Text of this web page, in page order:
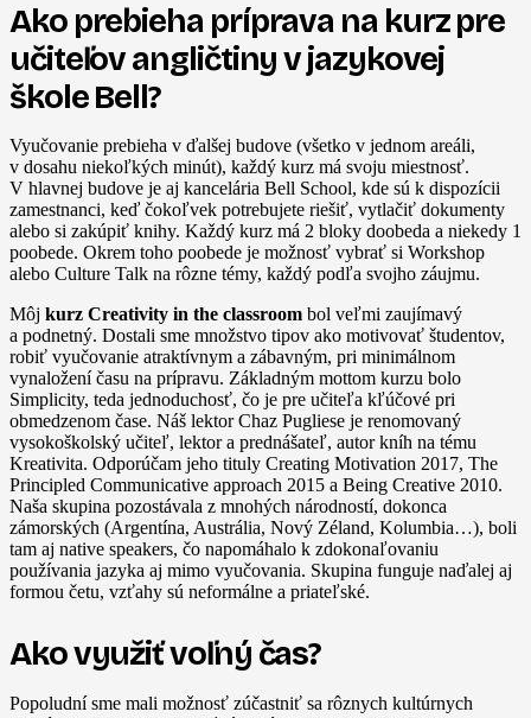
Ako prebieha príprava na kurz pre
učiteľov angličtiny v jazykovej
škole Bell?
Vyučovanie prebieha v ďalšej budove (všetko v jednom areáli,
v dosahu niekoľkých minút), každý kurz má svoju miestnosť.
V hlavnej budove je aj kancelária Bell School, kde sú k dispozícii
zamestnanci, keď čokoľvek potrebujete riešiť, vytlačiť dokumenty
alebo si zakúpiť knihy. Každý kurz má 2 bloky doobeda a niekedy 1
poobede. Okrem toho poobede je možnosť vybrať si Workshop
alebo Culture Talk na rôzne témy, každý podľa svojho záujmu.
Môj kurz Creativity in the classroom bol veľmi zaujímavý
a podnetný. Dostali sme množstvo tipov ako motivovať študentov,
robiť vyučovanie atraktívnym a zábavným, pri minimálnom
vynaložení času na prípravu. Základným mottom kurzu bolo
Simplicity, teda jednoduchosť, čo je pre učiteľa kľúčové pri
obmedzenom čase. Náš lektor Chaz Pugliese je renomovaný
vysokoškolský učiteľ, lektor a prednášateľ, autor kníh na tému
Kreativita. Odporúčam jeho tituly Creating Motivation 2017, The
Principled Communicative approach 2015 a Being Creative 2010.
Naša skupina pozostávala z mnohých národností, dokonca
zámorských (Argentína, Austrália, Nový Zéland, Kolumbia…), boli
tam aj native speakers, čo napomáhalo k zdokonaľovaniu
používania jazyka aj mimo vyučovania. Skupina funguje naďalej aj
formou četu, vzťahy sú neformálne a priateľské.
Ako využiť voľný čas?
Popoludní sme mali možnosť zúčastniť sa rôznych kultúrnych